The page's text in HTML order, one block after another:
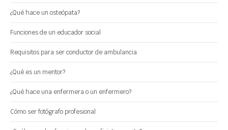
¿Qué hace un osteópata?
Funciones de un educador social
Requisitos para ser conductor de ambulancia
¿Qué es un mentor?
¿Qué hace una enfermera o un enfermero?
Cómo ser fotógrafo profesional